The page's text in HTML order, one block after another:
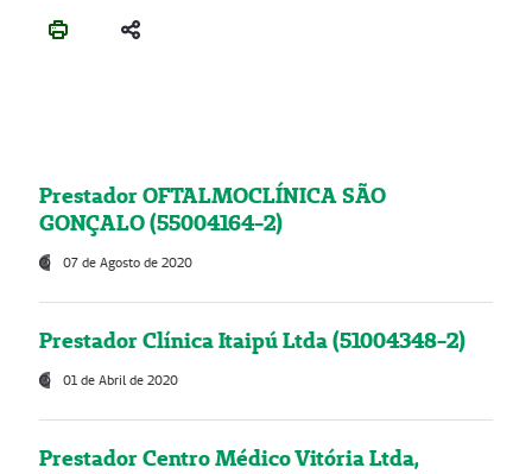
Prestador OFTALMOCLÍNICA SÃO
GONÇALO (55004164-2)
07 de Agosto de 2020
Prestador Clínica Itaipú Ltda (51004348-2)
01 de Abril de 2020
Prestador Centro Médico Vitória Ltda,